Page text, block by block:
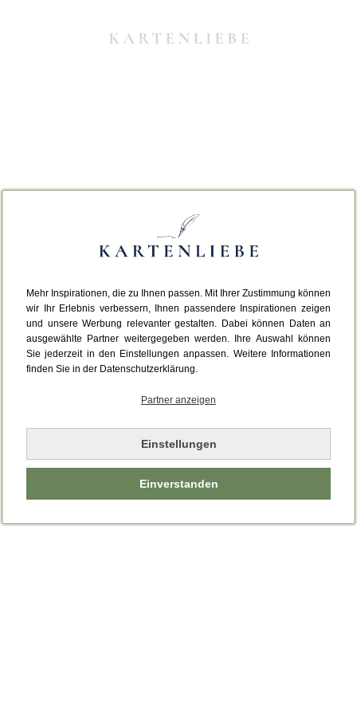
Mehr Inspirationen, die zu Ihnen passen. Mit Ihrer Zustimmung können
wir Ihr Erlebnis verbessern, Ihnen passendere Inspirationen zeigen
und unsere Werbung relevanter gestalten. Dabei können Daten an
ausgewählte Partner weitergegeben werden. Ihre Auswahl können
Sie jederzeit in den Einstellungen anpassen. Weitere Informationen
finden Sie in der Datenschutzerklärung.
Partner anzeigen
Einstellungen
Einverstanden
Da ist etwas schiefgelaufen.
Leider ist ein technischer Fehler aufgetreten.
Bitte laden Sie die Seite neu.